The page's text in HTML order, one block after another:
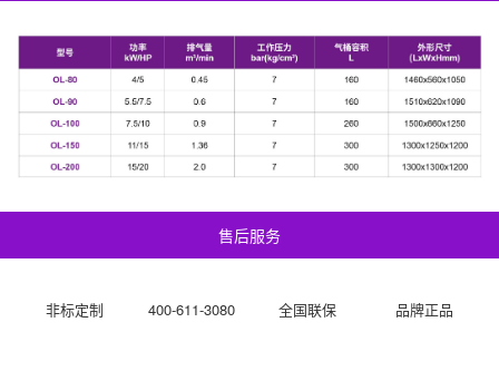
售后服务
非标定制 400-611-3080 全国联保 品牌正品